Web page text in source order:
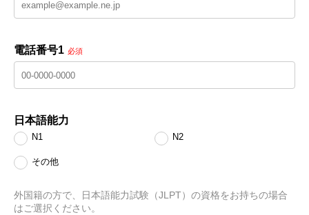
電話番号1 必須
日本語能力
N1 N2
その他
外国籍の方で、日本語能力試験（JLPT）の資格をお持ちの場合
はご選択ください。